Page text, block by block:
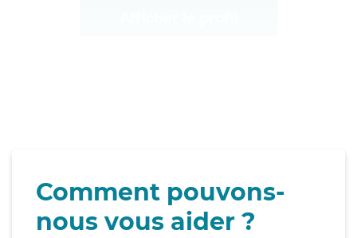
Comment pouvons-
nous vous aider ?